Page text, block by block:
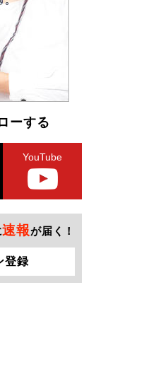
ーする
YouTube
速報が届く！
登録